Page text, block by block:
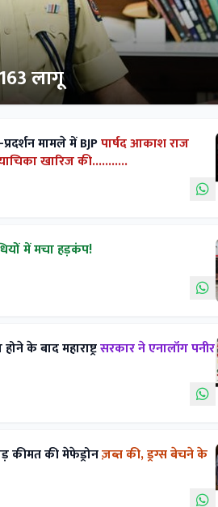
लागू
मामले में BJPपार्षद आकाश राज
खारिज की...........
में मचा हड़कंप!
के बाद महाराष्ट्रसरकार ने एनालॉग पनीर
कीमत की मेफेड्रोनज़ब्त की, ड्रग्स बेचने के